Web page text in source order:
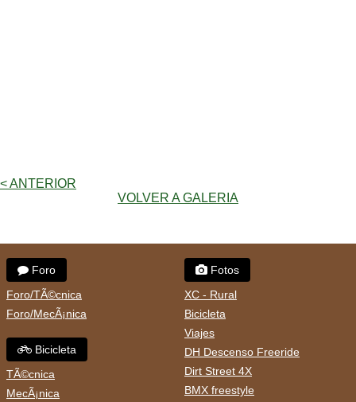
< ANTERIOR
VOLVER A GALERIA
Foro
Foro/TÃ©cnica
Foro/MecÃ¡nica
Bicicleta
TÃ©cnica
MecÃ¡nica
Fotos
XC - Rural
Bicicleta
Viajes
DH Descenso Freeride
Dirt Street 4X
BMX freestyle